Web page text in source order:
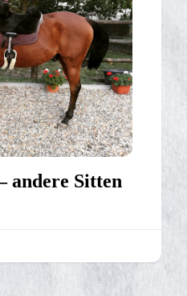
andere Sitten